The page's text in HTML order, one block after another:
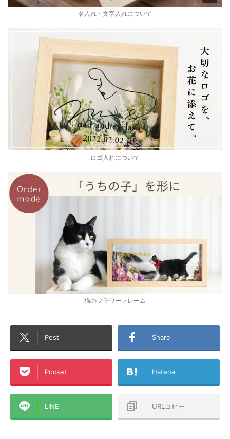
名入れ・文字入れについて
ロゴ入れについて
猫のフラワーフレーム
Post Share
Pocket Hatena
LINE URLコピー